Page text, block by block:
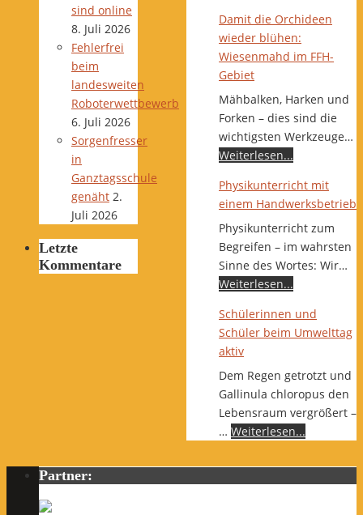
sind online
8. Juli 2026
Fehlerfrei
beim
landesweiten
Roboterwettbewerb
6. Juli 2026
Sorgenfresser
in
Ganztagsschule
genäht 2.
Juli 2026
Letzte
Kommentare
Damit die Orchideen
wieder blühen:
Wiesenmahd im FFH-
Gebiet
Mähbalken, Harken und
Forken – dies sind die
wichtigsten Werkzeuge…
Weiterlesen...
Physikunterricht mit
einem Handwerksbetrieb
Physikunterricht zum
Begreifen – im wahrsten
Sinne des Wortes: Wir…
Weiterlesen...
Schülerinnen und
Schüler beim Umwelttag
aktiv
Dem Regen getrotzt und
Gallinula chloropus den
Lebensraum vergrößert –
… Weiterlesen...
Partner: